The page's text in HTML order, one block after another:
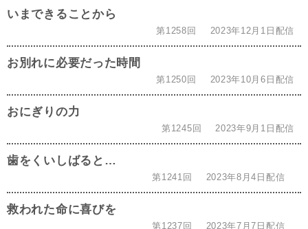
いまできることから
第1258回 2023年12月1日配信
お別れに必要だった時間
第1250回 2023年10月6日配信
おにぎりの力
第1245回 2023年9月1日配信
歯をくいしばると…
第1241回 2023年8月4日配信
救われた命に喜びを
第1237回 2023年7月7日配信